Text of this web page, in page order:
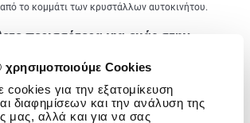
Cookies
cookies για την εξατομίκευση
διαφημίσεων και την ανάλυση της
μας, αλλά και για να σας
το κομμάτι των κρυστάλλων αυτοκινήτου.
περισσότερα για εμάς στην
να βρείτε περισσότερες πληροφορίες
τι κάνουμε και πώς μπορούμε να σας